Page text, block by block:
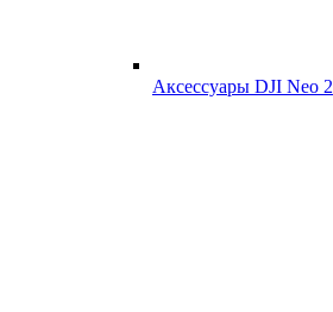
Аксессуары DJI Neo 2